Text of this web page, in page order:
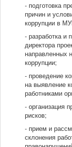
- подготовка
причин и
коррупции в
- разработка и
директора
направленных
коррупции;
- проведение
на выявление
работниками
- организация
рисков;
- прием и
склонения